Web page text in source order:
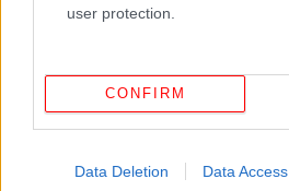
user protection.
CONFIRM
Data Deletion Data Access